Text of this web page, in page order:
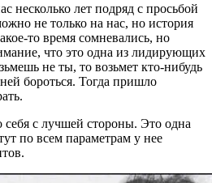
несколько лет подряд с просьбой
не только на нас, но история
то время сомневались, но
что это одна из лидирующих
не ты, то возьмет кто-нибудь
бороться. Тогда пришло
себя с лучшей стороны. Это одна
по всем параметрам у нее